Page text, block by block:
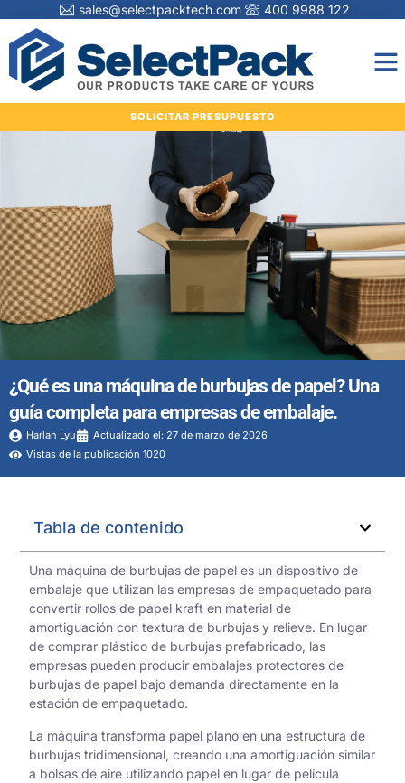
sales@selectpacktech.com 400 9988 122
SOLICITAR PRESUPUESTO
¿Qué es una máquina de burbujas de papel? Una
guía completa para empresas de embalaje.
Harlan Lyu
Actualizado el: 27 de marzo de 2026
Vistas de la publicación 1020
Tabla de contenido
Una máquina de burbujas de papel es un dispositivo de
embalaje que utilizan las empresas de empaquetado para
convertir rollos de papel kraft en material de
amortiguación con textura de burbujas y relieve. En lugar
de comprar plástico de burbujas prefabricado, las
empresas pueden producir embalajes protectores de
burbujas de papel bajo demanda directamente en la
estación de empaquetado.
La máquina transforma papel plano en una estructura de
burbujas tridimensional, creando una amortiguación similar
a bolsas de aire utilizando papel en lugar de película